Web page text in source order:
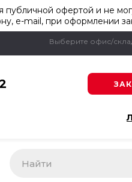
офертой и не
e-mail, при оформлении
Выберите офис/